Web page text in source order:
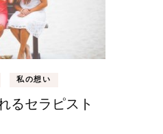
私の想い
るセラピスト